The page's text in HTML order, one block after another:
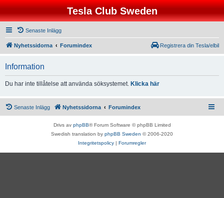
Tesla Club Sweden
Senaste Inlägg
Nyhetssidorna Forumindex Registrera din Tesla/elbil
Information
Du har inte tillåtelse att använda söksystemet. Klicka här
Senaste Inlägg Nyhetssidorna Forumindex
Drivs av phpBB® Forum Software © phpBB Limited
Swedish translation by phpBB Sweden © 2006-2020
Integritetspolicy | Forumregler